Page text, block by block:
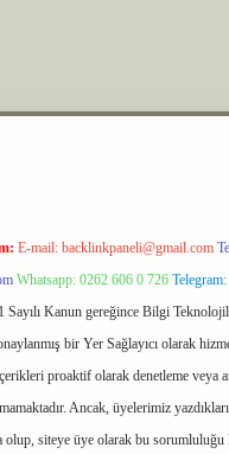
E-mail: backlinkpaneli@gmail.com
Whatsapp: 0262 606 0 726
Sayılı Kanun gereğince Bilgi
bir Yer Sağlayıcı olarak
proaktif olarak denetleme veya
Ancak, üyelerimiz
olup, siteye üye olarak bu sorumluluğu